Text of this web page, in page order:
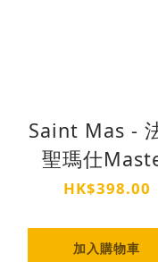
Saint Mas -
聖瑪仕
1231博愛紅酒
HK$398.00
加入購物車